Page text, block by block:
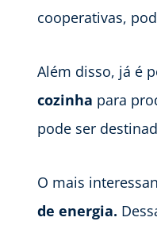
cooperativas,
Além disso, já é
cozinha para
pode ser
O mais
de energia.